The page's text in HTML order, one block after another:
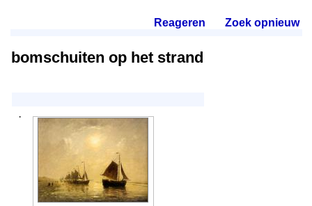
Reageren Zoek opnieuw.
bomschuiten op het strand
·